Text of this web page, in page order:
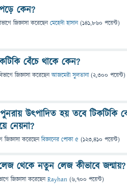
কেন?
জিজ্ঞাসাকরেছেনমেহেদী হাসান (141,860 পয়েন্ট)
বেঁচে থাকে কেন?
জিজ্ঞাসাকরেছেনআজমেরী সুলতানা (2,300 পয়েন্ট)
উৎপাদিত হয় তবে টিকটিকি
নেয়না?
জিজ্ঞাসাকরেছেনবিজ্ঞানের পোকা ৫ (123,410 পয়েন্ট)
থেকে নতুন লেজ কীভাবে জন্মায়?
জিজ্ঞাসাকরেছেনRayhan (6,700 পয়েন্ট)